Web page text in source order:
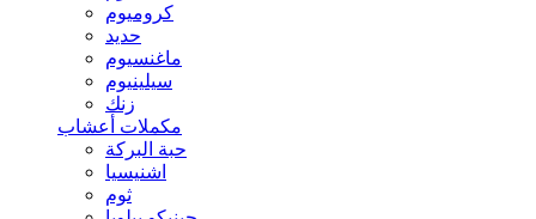
كروميوم
حديد
ماغنسيوم
سيلينيوم
زنك
مكملات أعشاب
حبة البركة
اشنيسيا
ثوم